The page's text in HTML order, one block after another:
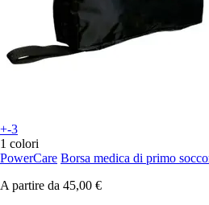
+-3
1 colori
PowerCare Borsa medica di primo
A partire da 45,00 €